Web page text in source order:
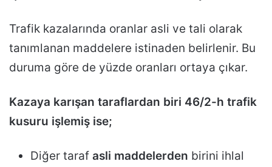
Trafik kazalarında oranlar asli ve tali olarak
tanımlanan maddelere istinaden belirlenir. Bu
duruma göre de yüzde oranları ortaya çıkar.
Kazaya karışan taraflardan biri 46/2-h trafik
kusuru işlemiş ise;
Diğer taraf asli maddelerden birini ihlal